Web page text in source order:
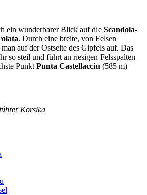
ein wunderbarer Blick auf die Scandola-
. Durch eine breite, von Felsen
auf der Ostseite des Gipfels auf. Das
so steil und führt an riesigen Felsspalten
Punkt Punta Castellacciu (585 m)
Korsika